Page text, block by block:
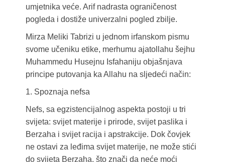
umjetnika veće. Arif nadrasta ograničenost
pogleda i dostiže univerzalni pogled zbilje.
Mirza Meliki Tabrizi u jednom irfanskom pismu
svome učeniku etike, merhumu ajatollahu šejhu
Muhammedu Husejnu Isfahaniju objašnjava
principe putovanja ka Allahu na sljedeći način:
1. Spoznaja nefsa
Nefs, sa egzistencijalnog aspekta postoji u tri
svijeta: svijet materije i prirode, svijet paslika i
Berzaha i svijet racija i apstrakcije. Dok čovjek
ne ostavi za leđima svijet materije, ne može stići
do svijeta Berzaha, što znači da neće moći